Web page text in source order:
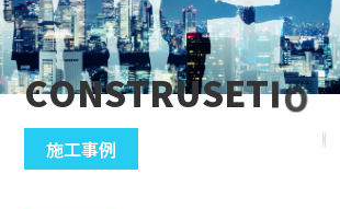
CONSTRUSETION
施工事例